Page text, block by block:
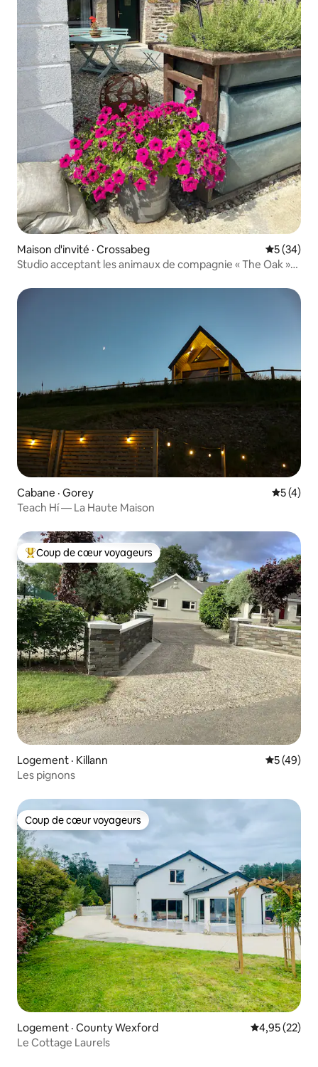
Maison d'invité · Crossabeg Note
5 (34)
Studio acceptant les animaux de compagnie « The Oak »
Cabane · Gorey Note
5 (4)
Teach Hí — La Haute Maison
Coup de cœur voyageurs parmi les plus aimés
Coup de cœur voyageurs
Logement · Killann Note
5 (49)
Les pignons
Coup de cœur voyageurs
Coup de cœur voyageurs
Logement · County Wexford Note
4,95 (22)
Le Cottage Laurels